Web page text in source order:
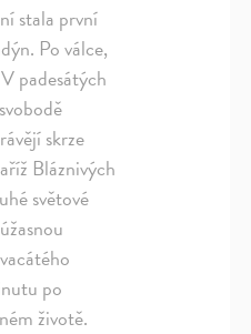
stala první
Po válce,
padesátých
skrze
Bláznivých
světové
po
životě.